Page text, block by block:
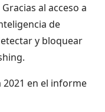
al acceso a
de
y bloquear
2021 en el informe